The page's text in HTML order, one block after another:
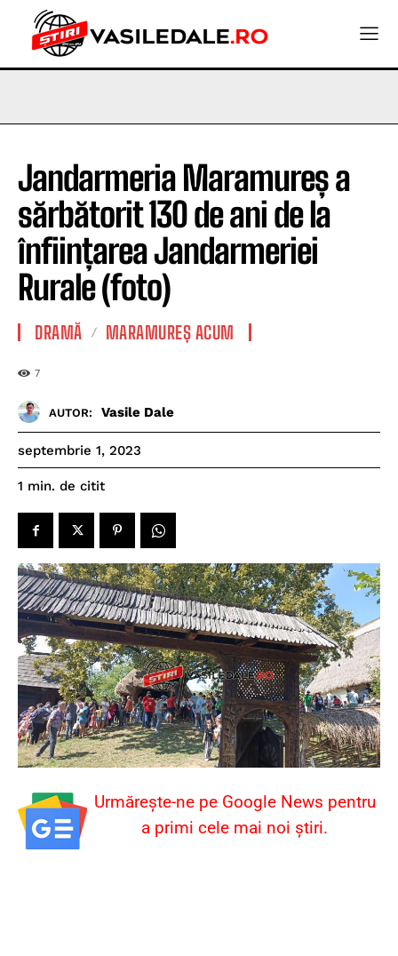
Jandarmeria Maramureș a
sărbătorit 130 de ani de la
înființarea Jandarmeriei
Rurale (foto)
DRAMĂ MARAMUREȘ ACUM
7
AUTOR: Vasile Dale
septembrie 1, 2023
1 min. de citit
Urmărește-ne pe Google News pentru
a primi cele mai noi știri.